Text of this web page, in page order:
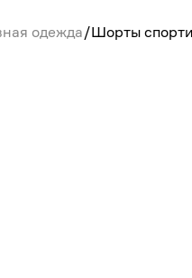
одежда/Шорты